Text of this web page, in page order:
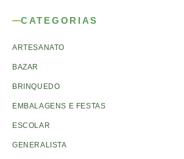
CATEGORIAS
ARTESANATO
BAZAR
BRINQUEDO
EMBALAGENS E FESTAS
ESCOLAR
GENERALISTA